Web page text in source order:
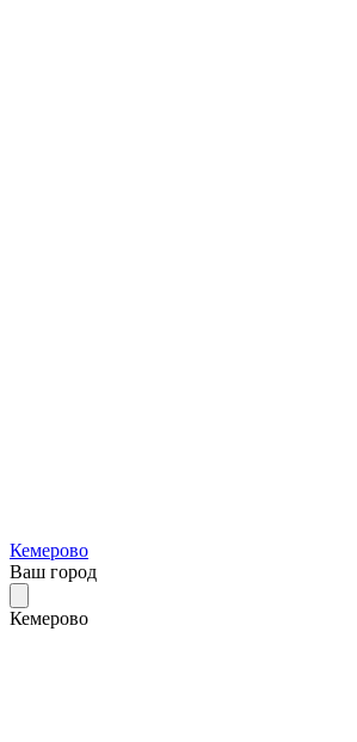
Кемерово
Ваш город
Кемерово